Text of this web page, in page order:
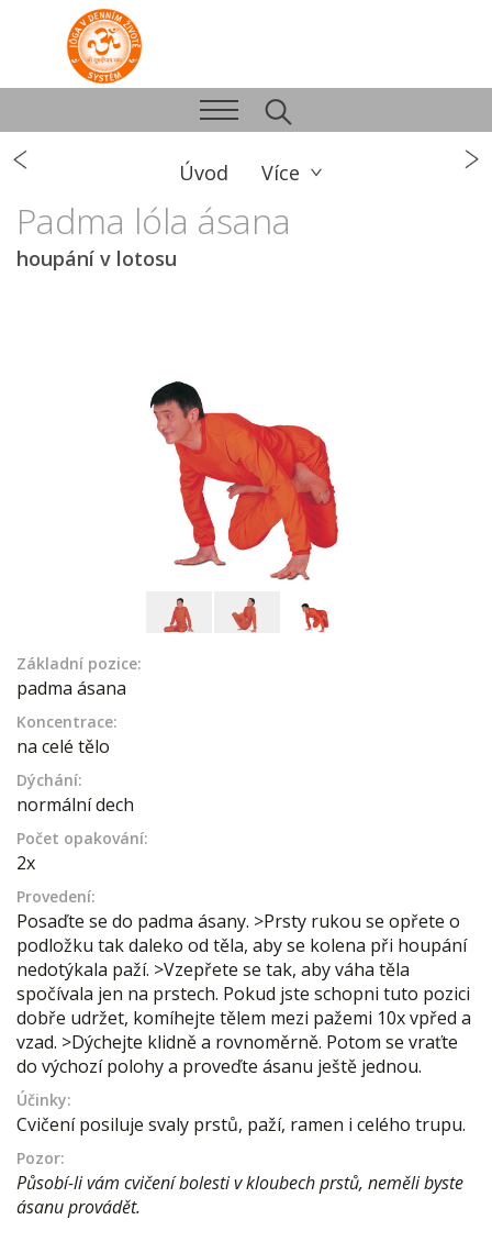
Úvod Více
Padma lóla ásana
houpání v lotosu
Základní pozice:
padma ásana
Koncentrace:
na celé tělo
Dýchání:
normální dech
Počet opakování:
2x
Provedení:
Posaďte se do padma ásany. >Prsty rukou se opřete o
podložku tak daleko od těla, aby se kolena při houpání
nedotýkala paží. >Vzepřete se tak, aby váha těla
spočívala jen na prstech. Pokud jste schopni tuto pozici
dobře udržet, komíhejte tělem mezi pažemi 10x vpřed a
vzad. >Dýchejte klidně a rovnoměrně. Potom se vraťte
do výchozí polohy a proveďte ásanu ještě jednou.
Účinky:
Cvičení posiluje svaly prstů, paží, ramen i celého trupu.
Pozor:
Působí-li vám cvičení bolesti v kloubech prstů, neměli byste
ásanu provádět.